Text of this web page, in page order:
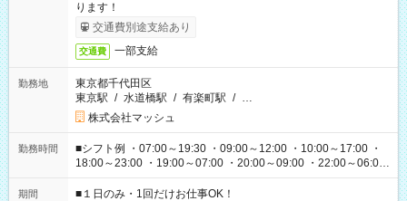
ります！
交通費別途支給あり
交通費 一部支給
勤務地
東京都千代田区
東京駅 / 水道橋駅 / 有楽町駅 / …
株式会社マッシュ
勤務時間
■シフト例 ・07:00～19:30 ・09:00～12:00 ・10:00～17:00 ・
18:00～23:00 ・19:00～07:00 ・20:00～09:00 ・22:00～06:00
etc ★最短で3時間で5,120円のお仕事から 15時間で2万円近く稼
げるお仕事も！ ご希望のお時間に合わせてご紹介！ ※シフトは
期間 ■１日のみ・1回だけお仕事OK！